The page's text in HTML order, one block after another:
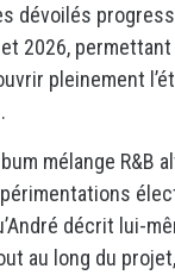
dévoilés
2026,
pleinement
mélange R&B
décrit lui-
au long du